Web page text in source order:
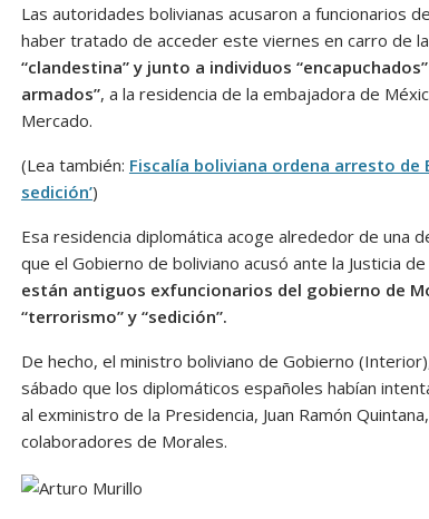
Las autoridades bolivianas acusaron a funcionarios
haber tratado de acceder este viernes en carro de
“clandestina” y junto a individuos
armados”, a la residencia de la embajadora de
Mercado.
(Lea también: Fiscalía boliviana ordena arresto de
sedición’)
Esa residencia diplomática acoge alrededor de una
que el Gobierno de boliviano acusó ante la Justicia
están antiguos exfuncionarios del gobierno de
“terrorismo” y “sedición”.
De hecho, el ministro boliviano de Gobierno
sábado que los diplomáticos españoles habían
al exministro de la Presidencia, Juan Ramón
colaboradores de Morales.